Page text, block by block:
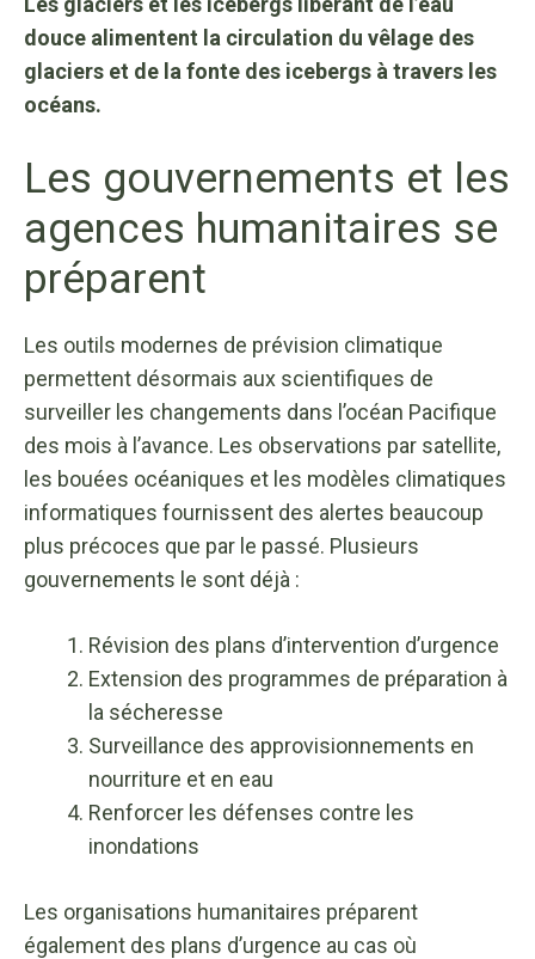
douce alimentent la circulation du vêlage des
glaciers et de la fonte des icebergs à travers les
océans.
Les gouvernements et les
agences humanitaires se
préparent
Les outils modernes de prévision climatique
permettent désormais aux scientifiques de
surveiller les changements dans l’océan Pacifique
des mois à l’avance. Les observations par satellite,
les bouées océaniques et les modèles climatiques
informatiques fournissent des alertes beaucoup
plus précoces que par le passé. Plusieurs
gouvernements le sont déjà :
Révision des plans d’intervention d’urgence
Extension des programmes de préparation à
la sécheresse
Surveillance des approvisionnements en
nourriture et en eau
Renforcer les défenses contre les
inondations
Les organisations humanitaires préparent
également des plans d’urgence au cas où